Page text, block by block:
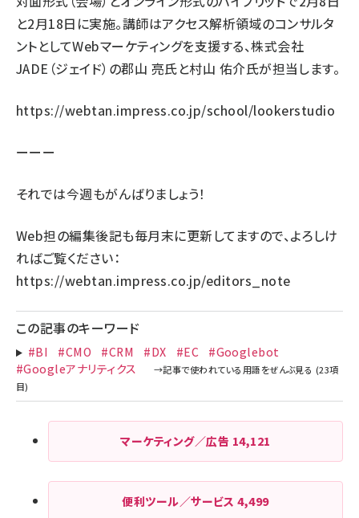
と2月18日に実施。講師はアクセス解析領域のコンサルタ
ントとしてWebマーケティングを支援する、株式会社
JADE（ジェイド）の郡山 亮氏と村山 佑介氏が担当します。
https://webtan.impress.co.jp/school/lookerstudio
ーーー
それでは今週もがんばりましょう！
Web担の編集後記も毎月末に更新してますので、よろしけ
ればご覧ください：
https://webtan.impress.co.jp/editors_note
この記事のキーワード
#BI #CMO #CRM #DX #EC
#Googlebot
#Googleアナリティクス
マーケティング／広告 14,121
便利ツール／サービス4,499